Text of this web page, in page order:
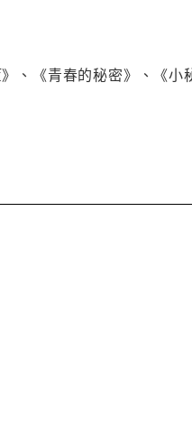
、《青春的秘密》、《小